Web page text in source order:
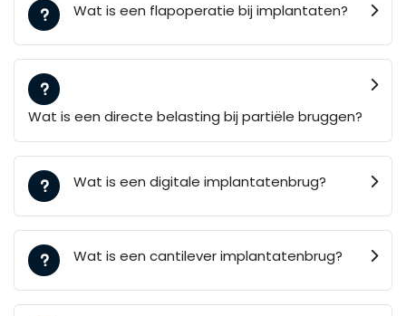
Wat is een flapoperatie bij implantaten?
Wat is een directe belasting bij partiële bruggen?
Wat is een digitale implantatenbrug?
Wat is een cantilever implantatenbrug?